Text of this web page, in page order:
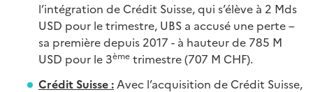
l’intégration de Crédit Suisse, qui s’élève à 2 Mds
USD pour le trimestre, UBS a accusé une perte –
sa première depuis 2017 - à hauteur de 785 M
USD pour le 3ème trimestre (707 M CHF).
Crédit Suisse : Avec l’acquisition de Crédit Suisse,